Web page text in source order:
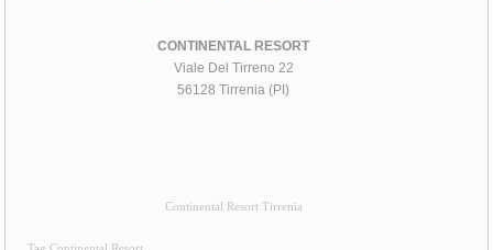
CONTINENTAL RESORT
Viale Del Tirreno 22
56128 Tirrenia (PI)
Continental Resort Tirrenia